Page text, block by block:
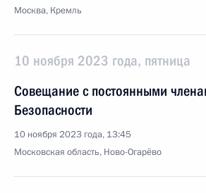
Москва, Кремль
10 ноября 2023 года, пятница
Совещание с постоянными
Безопасности
10 ноября 2023 года, 13:45
Московская область, Ново-Огарёво